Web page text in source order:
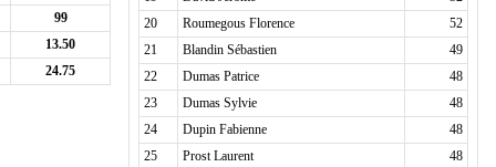
99
13.50
24.75
20
Roumegous Florence
52
21
Blandin Sébastien
49
22
Dumas Patrice
48
23
Dumas Sylvie
48
24
Dupin Fabienne
48
25
Prost Laurent
48